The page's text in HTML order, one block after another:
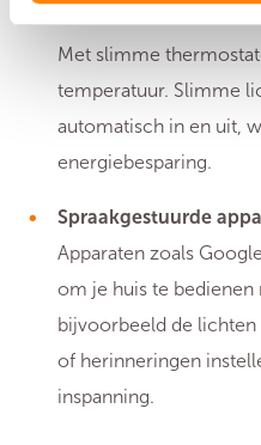
Slimme
Met slimme
temperatuur. Slimme
automatisch in en uit,
energiebesparing.
Spraakgestuurde
Apparaten zoals
om je huis te
bijvoorbeeld de lichten
of herinneringen
inspanning.